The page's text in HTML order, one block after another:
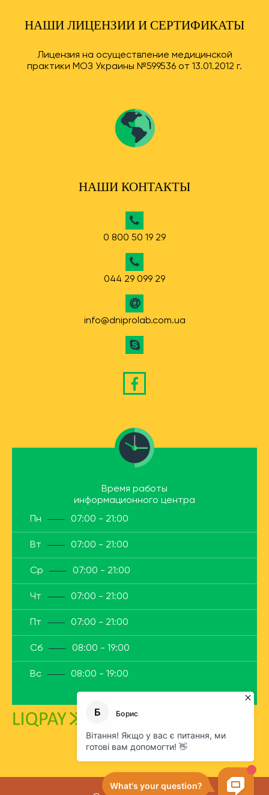
НАШИ ЛИЦЕНЗИИ И СЕРТИФИКАТЫ
Лицензия на осуществление медицинской
практики МОЗ Украины №599536 от 13.01.2012 г.
НАШИ КОНТАКТЫ
0 800 50 19 29
044 29 099 29
info@dniprolab.com.ua
Время работы
информационного центра
Пн
07:00 - 21:00
Вт 07:00 - 21:00
Ср 07:00 - 21:00
Чт 07:00 - 21:00
Пт 07:00 - 21:00
Сб 08:00 - 19:00
Вс 08:00 - 19:00